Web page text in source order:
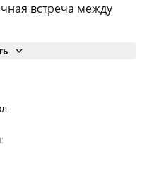
встреча между